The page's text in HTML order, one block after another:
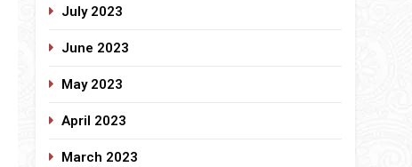
July 2023
June 2023
May 2023
April 2023
March 2023